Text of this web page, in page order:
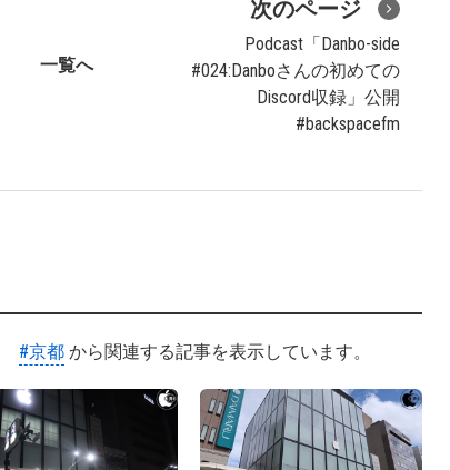
一覧へ
次のページ
Podcast「Danbo-side
#024:Danboさんの初めての
Discord収録」公開
#backspacefm
#京都 から関連する記事を表示しています。